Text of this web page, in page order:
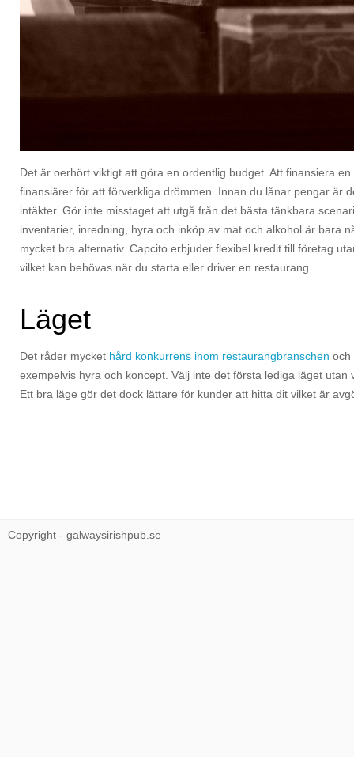
Det är oerhört viktigt att göra en ordentlig budget. Att finansiera
finansiärer för att förverkliga drömmen. Innan du lånar pengar är
intäkter. Gör inte misstaget att utgå från det bästa tänkbara
inventarier, inredning, hyra och inköp av mat och alkohol är bara
mycket bra alternativ. Capcito erbjuder flexibel kredit till företag
vilket kan behövas när du starta eller driver en restaurang.
Läget
Det råder mycket hård konkurrens inom restaurangbranschen och
exempelvis hyra och koncept. Välj inte det första lediga läget
Ett bra läge gör det dock lättare för kunder att hitta dit vilket är